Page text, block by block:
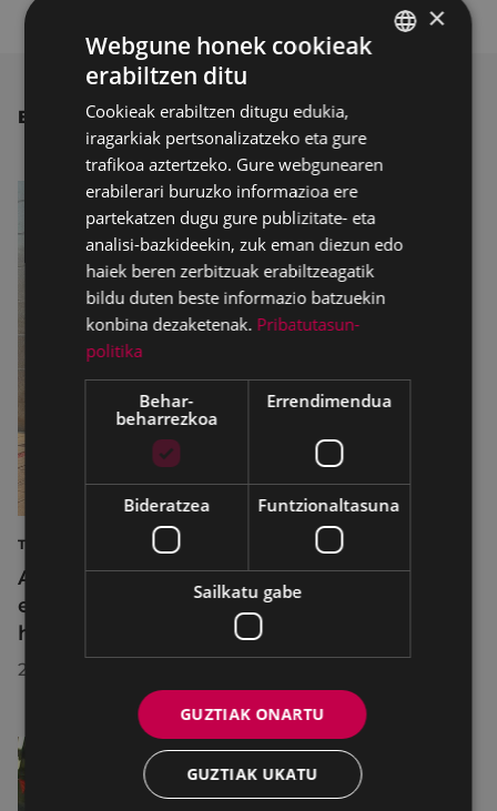
BESTE ALBISTE BATZUK
TURISMOA
Azahara Dominguez diputatuak Eibarko
eraldaketa turistikoa nabarmendu du
herrira egin duen bisitan
2026/07/30
×
Webgune honek cookieak
erabiltzen ditu
Cookieak erabiltzen ditugu edukia,
iragarkiak pertsonalizatzeko eta gure
trafikoa aztertzeko. Gure webgunearen
erabilerari buruzko informazioa ere
partekatzen dugu gure publizitate- eta
analisi-bazkideekin, zuk eman diezun edo
haiek beren zerbitzuak erabiltzeagatik
bildu duten beste informazio batzuekin
konbina dezaketenak. Pribatutasun-
politika
Behar-
beharrezkoa
Errendimendua
Bideratzea Funtzionaltasuna
Sailkatu gabe
GUZTIAK ONARTU
GUZTIAK UKATU